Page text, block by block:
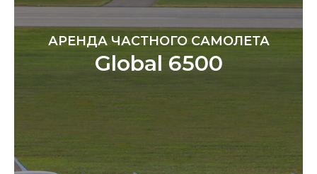
АРЕНДА ЧАСТНОГО САМОЛЕТА
Global 6500